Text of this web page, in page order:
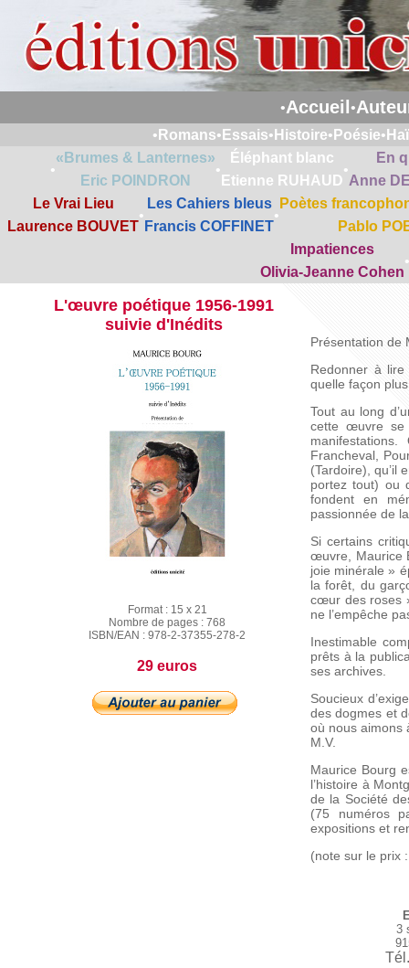
•Accueil •
• Romans• Essais• Histoire• Poésie•
•
«Brumes & Lanternes»
Eric POINDRON
•
Éléphant blanc
Etienne RUHAUD
•
En
Anne
Le Vrai Lieu
Laurence BOUVET
•
Les Cahiers bleus
Francis COFFINET
•
Poètes
Pablo
Impatiences
Olivia-Jeanne Cohen
•
L'œuvre poétique 1956-1991
suivie d'Inédits
Format : 15 x 21
Nombre de pages : 768
ISBN/EAN : 978-2-37355-278-2
29 euros
Présentation de
Redonner à
quelle façon
Tout au long
cette œuvre se
Francheval,
(Tardoire), qu’il
portez tout) ou
fondent en
passionnée de
Si certains
œuvre, Maurice
joie minérale »
la forêt, du
cœur des roses
ne l’empêche
Inestimable
prêts à la
ses archives.
Soucieux
des dogmes et
où nous aimons
M.V.
Maurice Bourg
l’histoire à
de la Société
(75 numéros
expositions et
(note sur le prix
3